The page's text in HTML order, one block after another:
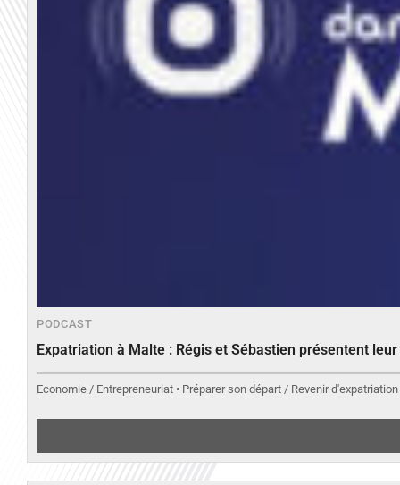
PODCAST
Expatriation à Malte : Régis et Sébastien présentent
Economie / Entrepreneuriat • Préparer son départ / Revenir d'expatriation